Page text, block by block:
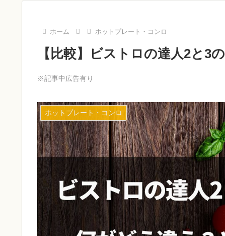
ホーム ホットプレート・コンロ
【比較】ビストロの達人2と3
※記事中広告有り
ホットプレート・コンロ